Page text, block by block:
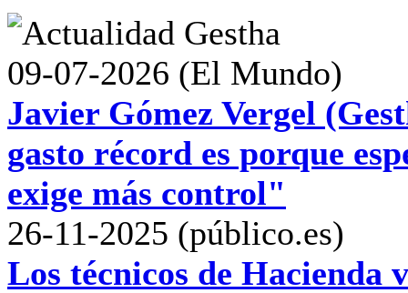
09-07-2026 (El Mundo)
Javier Gómez Vergel
gasto récord es porque
exige más control"
26-11-2025 (público.es)
Los técnicos de Hacienda